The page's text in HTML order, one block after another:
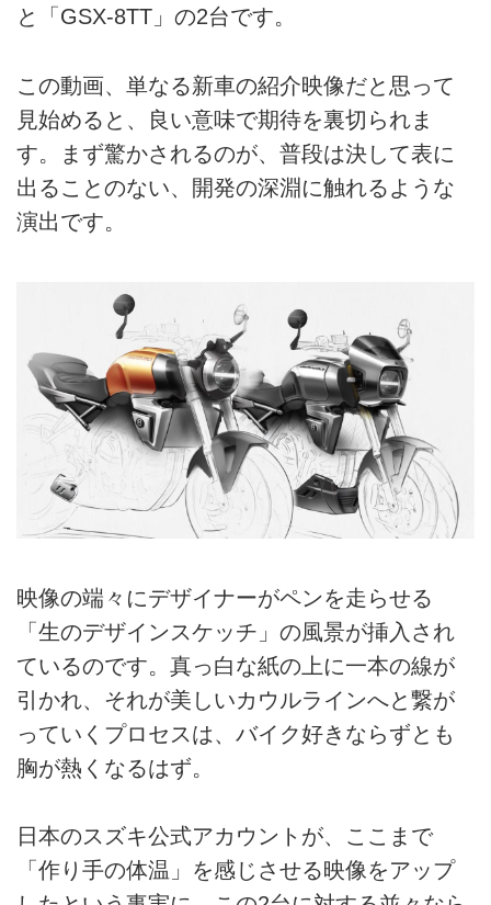
と「GSX-8TT」の2台です。
この動画、単なる新車の紹介映像だと思って
見始めると、良い意味で期待を裏切られま
す。まず驚かされるのが、普段は決して表に
出ることのない、開発の深淵に触れるような
演出です。
映像の端々にデザイナーがペンを走らせる
「生のデザインスケッチ」の風景が挿入され
ているのです。真っ白な紙の上に一本の線が
引かれ、それが美しいカウルラインへと繋が
っていくプロセスは、バイク好きならずとも
胸が熱くなるはず。
日本のスズキ公式アカウントが、ここまで
「作り手の体温」を感じさせる映像をアップ